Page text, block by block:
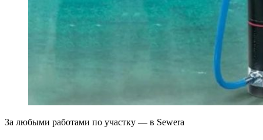
За любыми работами по участку — в Sewera